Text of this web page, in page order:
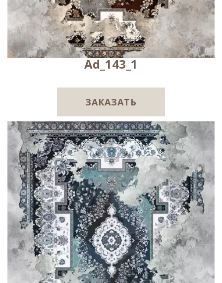
Ad_143_1
ЗАКАЗАТЬ